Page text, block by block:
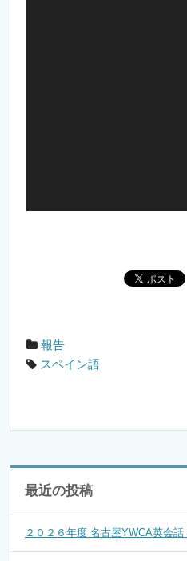
報告
スペイン語
最近の投稿
２０２６年度 名古屋YWCA英会